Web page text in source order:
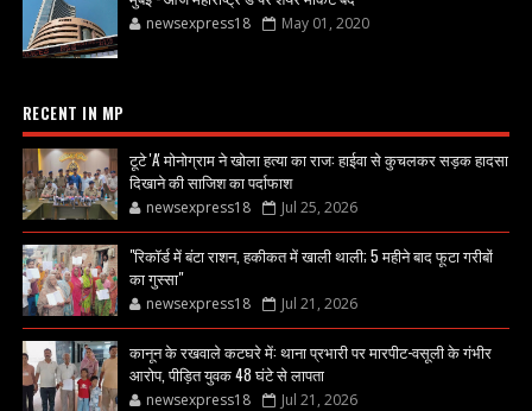
newsexpress18 May 01, 2020
RECENT IN MP
टूटे 'A' मोनोग्राम ने खोला हत्या का राज: हाईवा से कुचलकर सड़क हादसा
दिखाने की साजिश का पर्दाफाश
newsexpress18 Jul 25, 2026
"रिकॉर्ड में बंटा राशन, हकीकत में खाली थाली; 5 महीने बाद फूटा गरीबों
का गुस्सा"
newsexpress18 Jul 21, 2026
कानून के रखवाले कटघरे में: थाना प्रभारी पर मारपीट-वसूली के गंभीर
आरोप, पीड़ित युवक 48 घंटे से लापता
newsexpress18 Jul 21, 2026